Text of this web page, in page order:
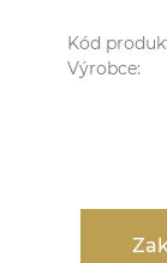
Kód
Výrobce: